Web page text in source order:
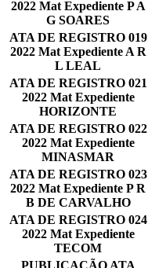
2022 Mat Expediente P A
G SOARES
ATA DE REGISTRO 019
2022 Mat Expediente A R
L LEAL
ATA DE REGISTRO 021
2022 Mat Expediente
HORIZONTE
ATA DE REGISTRO 022
2022 Mat Expediente
MINASMAR
ATA DE REGISTRO 023
2022 Mat Expediente P R
B DE CARVALHO
ATA DE REGISTRO 024
2022 Mat Expediente
TECOM